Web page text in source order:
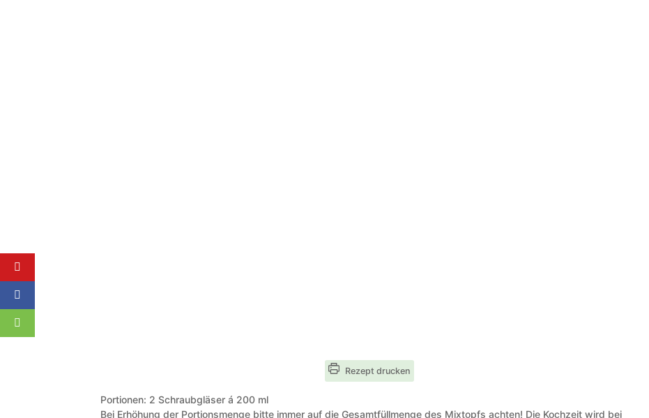
Rezept drucken
Portionen: 2 Schraubgläser á 200 ml
Bei Erhöhung der Portionsmenge bitte immer auf die Gesamtfüllmenge des Mixtopfs achten! Die Kochzeit wird bei